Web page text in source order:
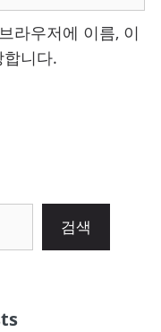
라우저에 이름, 이
니다.
검색